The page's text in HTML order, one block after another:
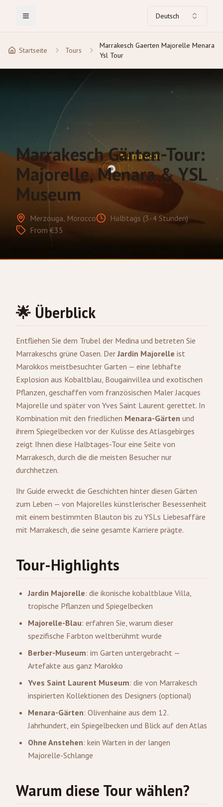
Toggle Menu Deutsch
Startseite Tours
Marrakesch Gaerten Majorelle Menara
Ysl Tour
Marrakesch Gärten-Tour:
Majorelle, Menara & YSL
Museum
Merzouga, Morocco
Halbtags (3-4 Stunden)
From €35
🌟 Überblick
Entfliehen Sie dem Trubel der Medina und betreten Sie
Marrakeschs grüne Oasen. DerJardin Majorelle ist
Marokkos meistbesuchter Garten — eine lebhafte
Explosion aus Kobaltblau, Bougainvillea und exotischen
Pflanzen, geschaffen vom französischen Maler Jacques
Majorelle und später von Yves Saint Laurent gerettet. In
Kombination mit den friedlichen Menara-Gärten und
ihrem Spiegelbecken vor der Kulisse des Atlasgebirges
zeigt Ihnen diese Halbtages-Tour eine Seite von
Marrakesch, durch die die meisten Besucher nur
durchhetzen.
Ihr Guide erweckt die Geschichten hinter diesen Gärten
zum Leben — von Majorelles künstlerischer Besessenheit
mit einem bestimmten Blauton bis zu YSLs Liebesaffäre
mit Marrakesch, die seine gesamte Karriere prägte.
Tour-Highlights
Jardin Majorelle: die ikonische kobaltblaue Villa,
tropische Pflanzen und Spiegelbecken
Majorelle-Blau: erfahren Sie, warum dieser
spezifische Farbton weltberühmt wurde
Berber-Museum: im Garten untergebracht —
Artefakte aus ganz Marokko
Yves Saint Laurent Museum: die von Marrakesch
inspirierten Kollektionen des Designers (optional)
Menara-Gärten: Olivenhaine aus dem 12.
Jahrhundert, ein Spiegelbecken und Blick auf den Atlas
Ohne Anstehen: kein Warten in der langen
Majorelle-Schlange
Warum diese Tour wählen?